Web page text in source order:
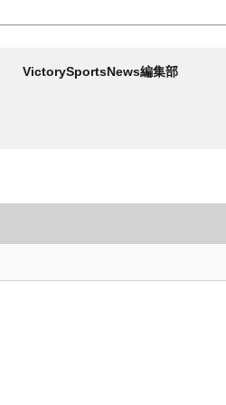
VictorySportsNews編集部